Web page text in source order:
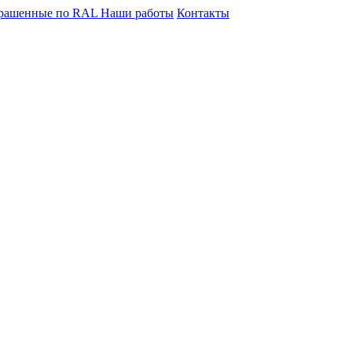
по RAL Наши работы Контакты